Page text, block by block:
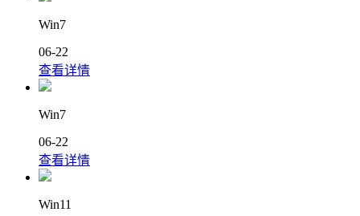
Win7
06-22
查看详情
Win7
06-22
查看详情
Win11